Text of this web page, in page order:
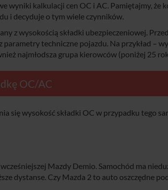
wyniki kalkulacji cen OC i AC. Pamiętajmy, że
i decyduje o tym wiele czynników.
z wysokością składki ubezpieczeniowej.
techniczne pojazdu. Na przykład –
najmłodsza grupa kierowców (poniżej 25
OC/AC
się wysokość składki OC w przypadku tego
Mazdy Demio. Samochód ma
dystanse. Czy Mazda 2 to auto oszczędne